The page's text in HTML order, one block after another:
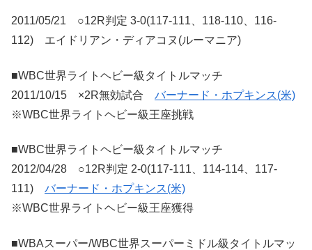
2011/05/21 ○12R判定 3-0(117-111、118-110、116-
112) エイドリアン・ディアコヌ(ルーマニア)
■WBC世界ライトヘビー級タイトルマッチ
2011/10/15 ×2R無効試合 バーナード・ホプキンス(米)
※WBC世界ライトヘビー級王座挑戦
■WBC世界ライトヘビー級タイトルマッチ
2012/04/28 ○12R判定 2-0(117-111、114-114、117-
111) バーナード・ホプキンス(米)
※WBC世界ライトヘビー級王座獲得
■WBAスーパー/WBC世界スーパーミドル級タイトルマッ